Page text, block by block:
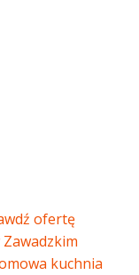
ofertę
kuchnia